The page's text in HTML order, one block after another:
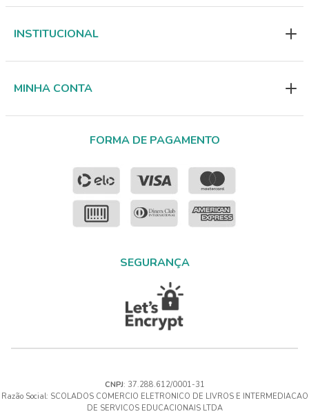
INSTITUCIONAL
MINHA CONTA
FORMA DE PAGAMENTO
SEGURANÇA
CNPJ: 37.288.612/0001-31
Razão Social: SCOLADOS COMERCIO ELETRONICO DE LIVROS E INTERMEDIACAO
DE SERVICOS EDUCACIONAIS LTDA